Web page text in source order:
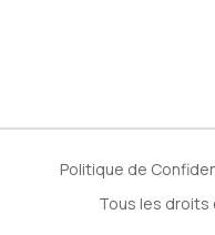
Politique de
Tous les